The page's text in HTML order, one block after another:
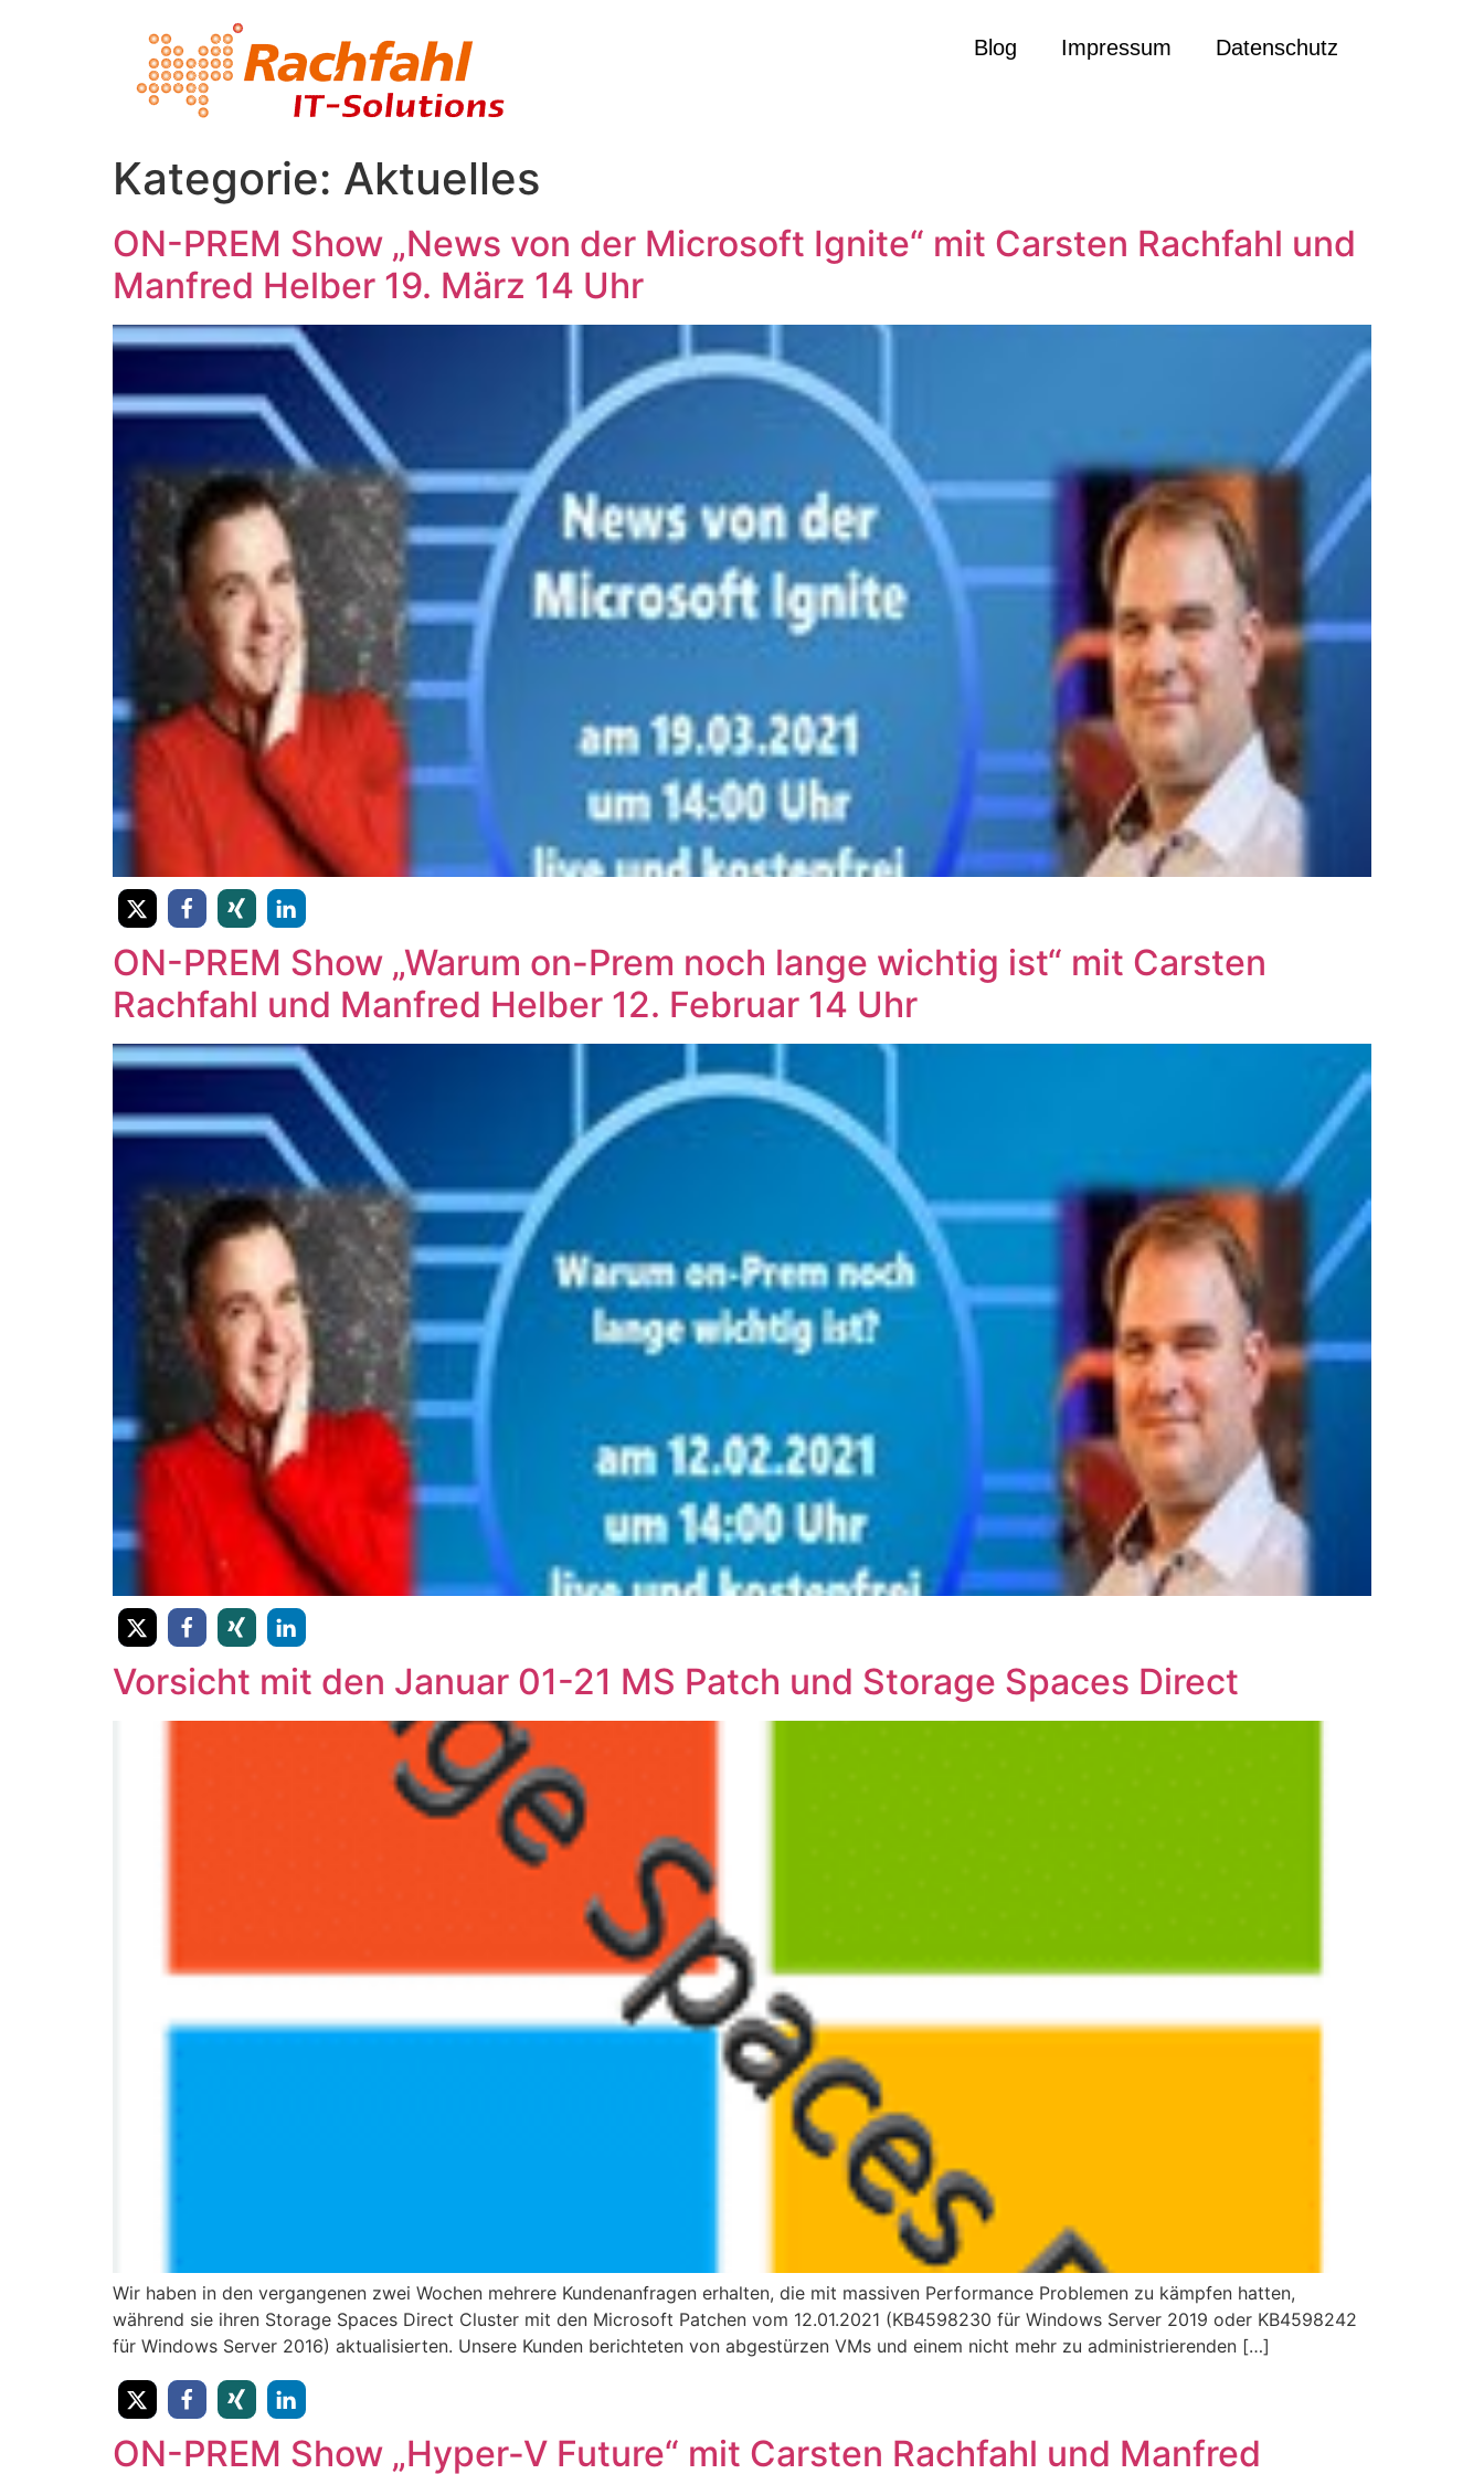
Blog Impressum Datenschutz
Kategorie: Aktuelles
ON-PREM Show „News von der Microsoft Ignite“ mit Carsten Rachfahl und
Manfred Helber 19. März 14 Uhr
ON-PREM Show „Warum on-Prem noch lange wichtig ist“ mit Carsten
Rachfahl und Manfred Helber 12. Februar 14 Uhr
Vorsicht mit den Januar 01-21 MS Patch und Storage Spaces Direct
Wir haben in den vergangenen zwei Wochen mehrere Kundenanfragen erhalten, die mit massiven Performance Problemen zu kämpfen hatten,
während sie ihren Storage Spaces Direct Cluster mit den Microsoft Patchen vom 12.01.2021 (KB4598230 für Windows Server 2019 oder KB4598242
für Windows Server 2016) aktualisierten. Unsere Kunden berichteten von abgestürzen VMs und einem nicht mehr zu administrierenden […]
ON-PREM Show „Hyper-V Future“ mit Carsten Rachfahl und Manfred